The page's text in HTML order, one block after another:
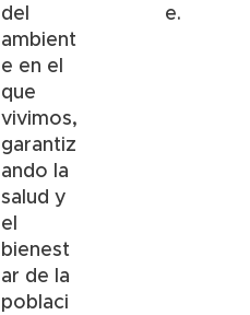
del
ambient
e en el
que
vivimos,
garantiz
ando la
salud y
el
bienest
ar de la
poblaci
e.